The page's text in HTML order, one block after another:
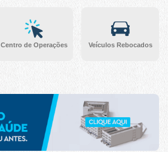
Centro de Operações Veículos Rebocados